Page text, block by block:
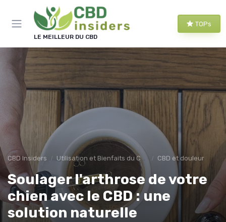
LE MEILLEUR DU CBD
TOPs
CBD Insiders Utilisation et Bienfaits du CBD CBD et douleur
Soulager l'arthrose de votre
chien avec le CBD : une
solution naturelle
Panneau de gestion des cookies